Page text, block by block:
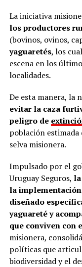
La iniciativa
los productores
(bovinos, ovinos,
yaguaretés, los
escena en los
localidades.
De esta manera, la
evitar la caza
peligro de
población estimada
selva misionera.
Impulsado por el
Uruguay Seguros,
la
diseñado
yaguareté y
que conviven con
misionera,
políticas que
biodiversidad y el